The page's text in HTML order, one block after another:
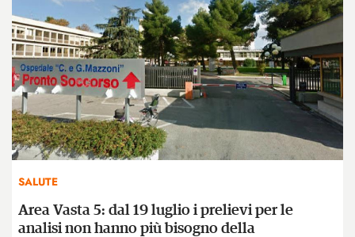
SALUTE
Area Vasta 5: dal 19 luglio i prelievi per le
analisi non hanno più bisogno della